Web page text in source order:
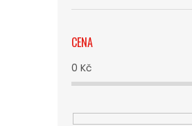
CENA
0 Kč